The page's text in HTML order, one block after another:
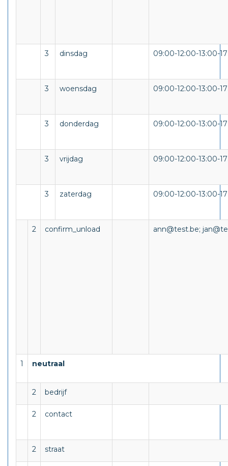
3 dinsdag 09:00-12:00-13:00-
3 woensdag 09:00-12:00-13:00-
3 donderdag 09:00-12:00-13:00-
3 vrijdag 09:00-12:00-13:00-
3 zaterdag 09:00-12:00-13:00-
2 confirm_unload ann@test.be;
1 neutraal
2 bedrijf
2 contact
2 straat